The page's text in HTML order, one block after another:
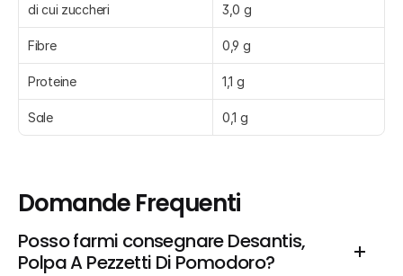
di cui zuccheri 3,0 g
Fibre 0,9 g
Proteine 1,1 g
Sale 0,1 g
Domande Frequenti
Posso farmi consegnare Desantis,
Polpa A Pezzetti Di Pomodoro?